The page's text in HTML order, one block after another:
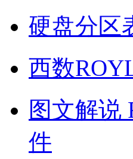
硬盘分区
西数
图文解说
件